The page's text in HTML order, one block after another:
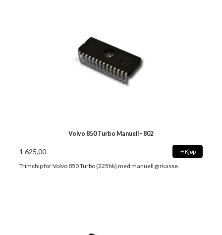
Volvo 850 Turbo Manuell - 802
1 625,00 Kjøp
Trimchip for Volvo 850 Turbo (225hk) med manuell girkasse.